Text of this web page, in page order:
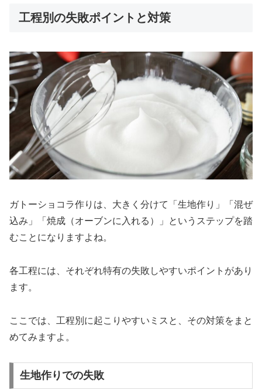
工程別の失敗ポイントと対策
ガトーショコラ作りは、大きく分けて「生地作り」「混ぜ
込み」「焼成（オーブンに入れる）」というステップを踏
むことになりますよね。
各工程には、それぞれ特有の失敗しやすいポイントがあり
ます。
ここでは、工程別に起こりやすいミスと、その対策をまと
めてみますよ。
生地作りでの失敗